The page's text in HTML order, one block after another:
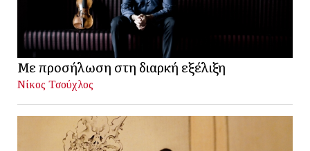
Με προσήλωση στη διαρκή εξέλιξη
Νίκος Τσούχλος